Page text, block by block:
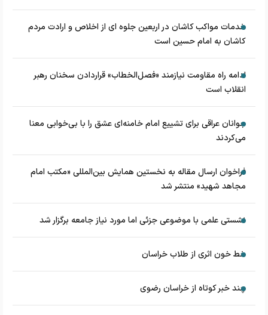
خدمات مواکب کاشان در اربعین جلوه ای از اخلاص و ارادت مردم
کاشان به امام حسین است
ادامه راه مقاومت نیازمند «فصل‌الخطاب» قراردادن سخنان رهبر
انقلاب است
جوانان عراقی برای تشییع امام خامنه‌ای عشق را با بی‌خوابی معنا
می‌کردند
فراخوان ارسال مقاله به نخستین همایش بین‌المللی «مکتب امام
مجاهد شهید» منتشر شد
نشستی علمی با موضوعی جزئی اما مورد نیاز جامعه برگزار شد
خط خون اثری از طلاب خراسان
چند خبر کوتاه از خراسان رضوی